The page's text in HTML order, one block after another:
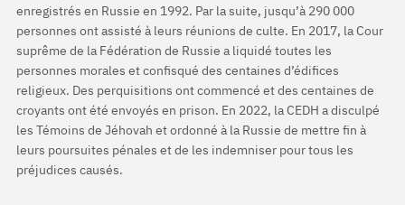
enregistrés en Russie en 1992. Par la suite, jusqu’à 290 000
personnes ont assisté à leurs réunions de culte. En 2017, la Cour
suprême de la Fédération de Russie a liquidé toutes les
personnes morales et confisqué des centaines d’édifices
religieux. Des perquisitions ont commencé et des centaines de
croyants ont été envoyés en prison. En 2022, la CEDH a disculpé
les Témoins de Jéhovah et ordonné à la Russie de mettre fin à
leurs poursuites pénales et de les indemniser pour tous les
préjudices causés.